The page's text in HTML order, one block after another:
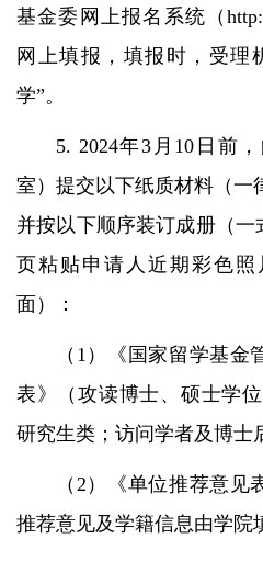
基金委网上报名系统（
网上填报，填报时，受理
学”。
5. 2024年3月10日前
室）提交以下纸质材料（一
并按以下顺序装订成册（
页粘贴申请人近期彩色
面）：
（1）《国家留学基
表》（攻读博士、硕士学
研究生类；访问学者及博士
（2）《单位推荐意
推荐意见及学籍信息由学院